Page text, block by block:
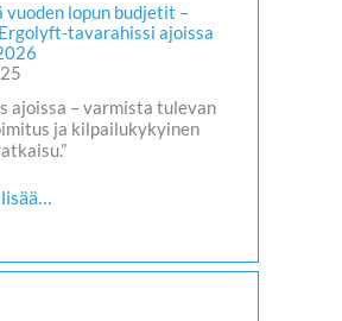
vuoden lopun budjetit –
tavarahissi ajoissa
ajoissa – varmista tulevan
ja kilpailukykyinen